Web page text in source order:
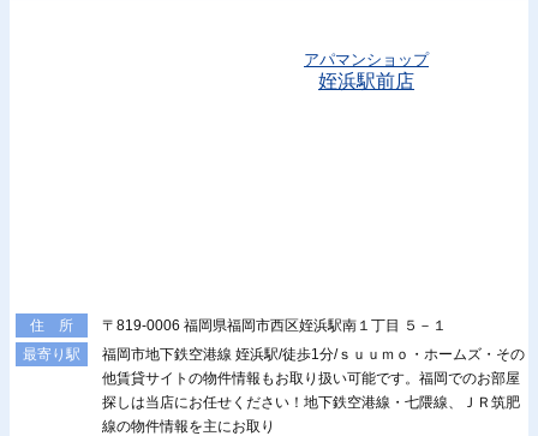
アパマンショップ
姪浜駅前店
住 所
〒819-0006 福岡県福岡市西区姪浜駅南１丁目 ５－１
最寄り駅
福岡市地下鉄空港線 姪浜駅/徒歩1分/ｓｕｕｍｏ・ホームズ・その
他賃貸サイトの物件情報もお取り扱い可能です。福岡でのお部屋
探しは当店にお任せください！地下鉄空港線・七隈線、ＪＲ筑肥
線の物件情報を主にお取り